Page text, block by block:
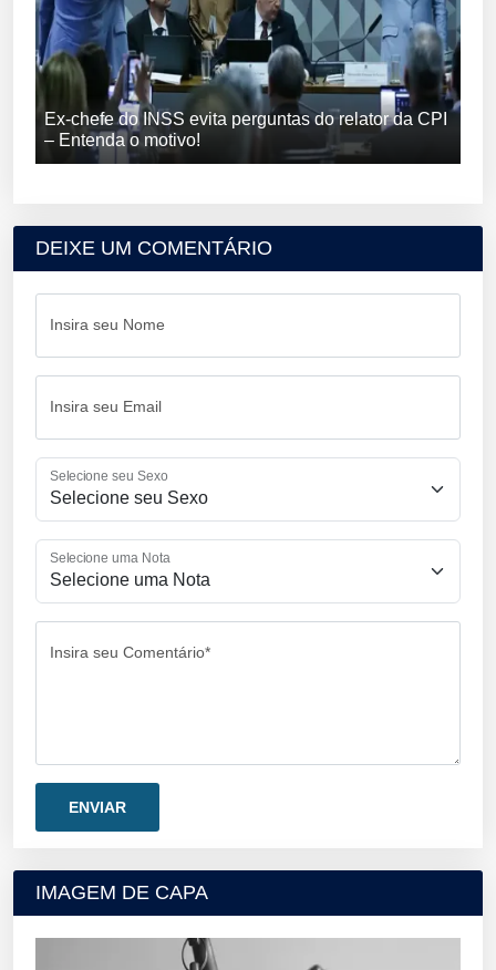
Ex-chefe do INSS evita perguntas do relator da CPI
– Entenda o motivo!
DEIXE UM COMENTÁRIO
Insira seu Nome
Insira seu Email
Selecione seu Sexo
Selecione uma Nota
Insira seu Comentário*
IMAGEM DE CAPA